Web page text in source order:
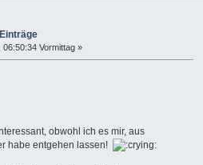
Vormittag »
obwohl ich es mir, aus
habe entgehen lassen!